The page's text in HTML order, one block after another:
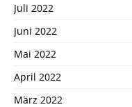
Juli 2022
Juni 2022
Mai 2022
April 2022
März 2022